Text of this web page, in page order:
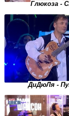
Глюкоза -
ДиДюЛя -